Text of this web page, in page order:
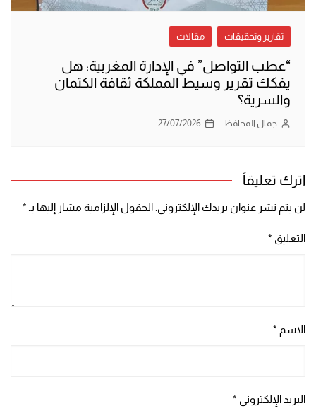
تقارير وتحقيقات مقالات
“عطب التواصل” في الإدارة المغربية: هل
يفكك تقرير وسيط المملكة ثقافة الكتمان
والسرية؟
جمال المحافظ 27/07/2026
اترك تعليقاً
لن يتم نشر عنوان بريدك الإلكتروني. الحقول الإلزامية مشار إليها بـ *
التعليق *
الاسم *
البريد الإلكتروني *